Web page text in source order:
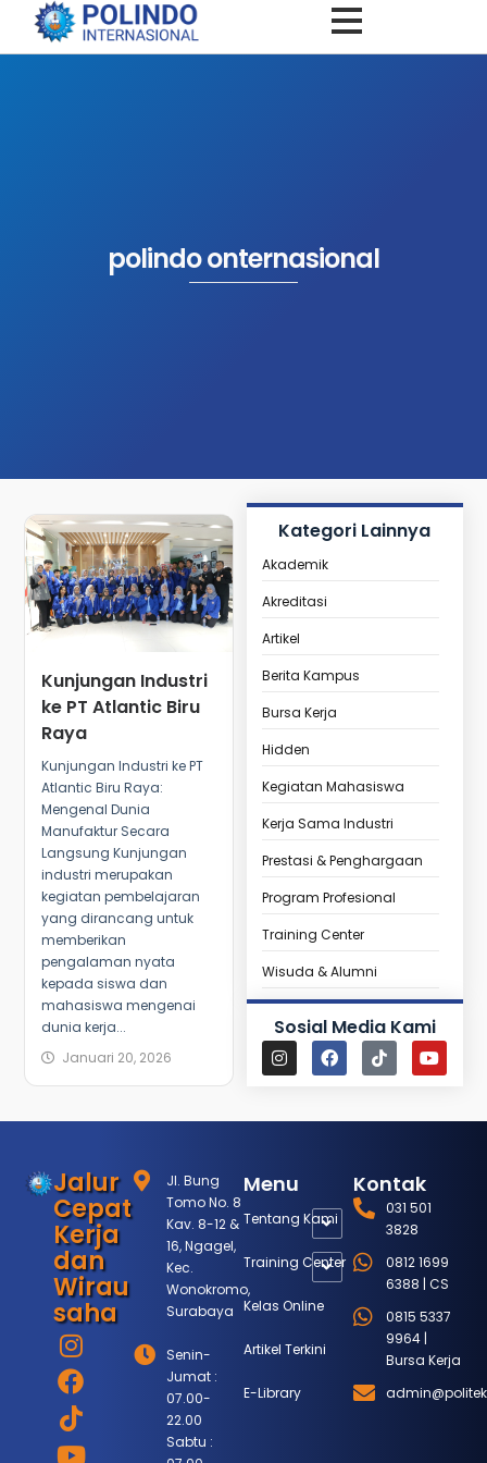
polindo onternasional
Kunjungan Industri
ke PT Atlantic Biru
Raya
Kunjungan Industri ke PT
Atlantic Biru Raya:
Mengenal Dunia
Manufaktur Secara
Langsung Kunjungan
industri merupakan
kegiatan pembelajaran
yang dirancang untuk
memberikan
pengalaman nyata
kepada siswa dan
mahasiswa mengenai
dunia kerja...
Januari 20, 2026
Kategori Lainnya
Akademik
Akreditasi
Artikel
Berita Kampus
Bursa Kerja
Hidden
Kegiatan Mahasiswa
Kerja Sama Industri
Prestasi & Penghargaan
Program Profesional
Training Center
Wisuda & Alumni
Sosial Media Kami
Jalur
Cepat
Kerja
dan
Wirau
saha
Jl. Bung
Tomo No. 8
Kav. 8-12 &
16, Ngagel,
Kec.
Wonokromo,
Surabaya
Senin-
Jumat :
07.00-
22.00
Sabtu :
Menu
Tentang Kami
Training Center
Kelas Online
Artikel Terkini
E-Library
Kontak
031 501
3828
0812 1699
6388 | CS
0815 5337
9964 |
Bursa Kerja